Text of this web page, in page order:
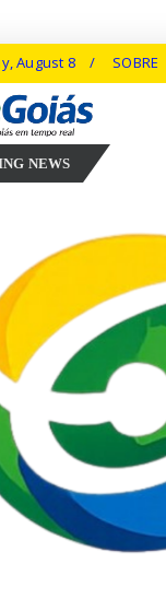
August 8 SOBRE
NEWS
experiência,